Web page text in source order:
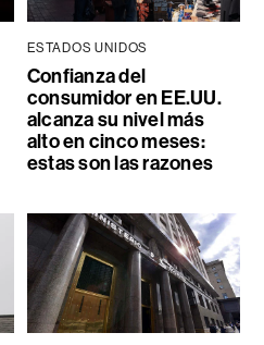
ESTADOS UNIDOS
Confianza del
consumidor en EE.UU.
alcanza su nivel más
alto en cinco meses:
estas son las razones